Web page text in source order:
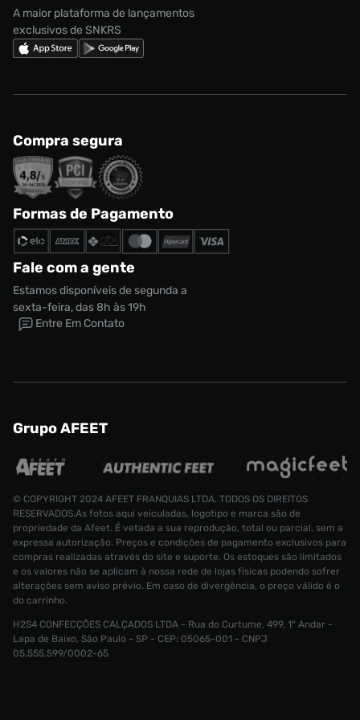
A maior plataforma de lançamentos
exclusivos de SNKRS
Compra segura
Formas de Pagamento
Fale com a gente
Estamos disponíveis de segunda a
sexta-feira, das 8h às 19h
Entre Em Contato
Grupo AFEET
© COPYRIGHT 2024 AFEET FRANQUIAS LTDA. TODOS OS DIREITOS
RESERVADOS.As fotos aqui veiculadas, logotipo e marca são de
propriedade da Afeet. É vetada a sua reprodução, total ou parcial, sem a
expressa autorização. Preços e condições de pagamento exclusivos para
compras realizadas através do site e suporte. Os estoques são limitados
e os valores não se aplicam à nossa rede de lojas físicas podendo sofrer
alterações sem aviso prévio. Em caso de divergência, o preço válido é o
do carrinho.
H2S4 CONFECÇÕES CALÇADOS LTDA - Rua do Curtume, 499, 1° Andar -
Lapa de Baixo, São Paulo - SP - CEP: 05065-001 - CNPJ
05.555.599/0002-65